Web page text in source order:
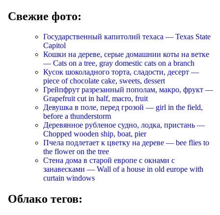
Свежие фото:
Государственный капитолий техаса — Texas State
Capitol
Кошки на дереве, серые домашнии коты на ветке
— Cats on a tree, gray domestic cats on a branch
Кусок шоколадного торта, сладости, десерт —
piece of chocolate cake, sweets, dessert
Грейпфрут разрезанный пополам, макро, фрукт —
Grapefruit cut in half, macro, fruit
Девушка в поле, перед грозой — girl in the field,
before a thunderstorm
Деревянное рубленое судно, лодка, пристань —
Chopped wooden ship, boat, pier
Пчела подлетает к цветку на дереве — bee flies to
the flower on the tree
Стена дома в старой европе с окнами с
занавесками — Wall of a house in old europe with
curtain windows
Облако тегов: